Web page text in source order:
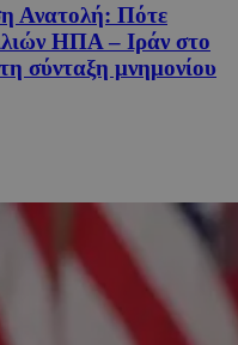
Ανατολή: Πότε
ΗΠΑ – Ιράν στο
σύνταξη μνημονίου